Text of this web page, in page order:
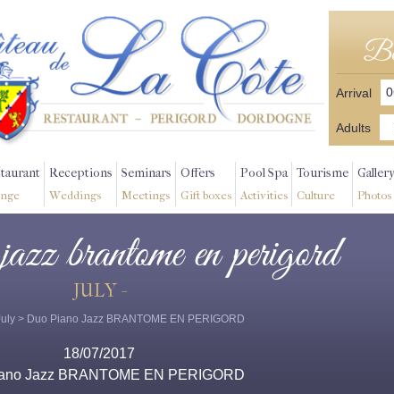
Arrival
Adults
Receptions
Weddings
Seminars
Meetings
Offers
Gift boxes
Pool Spa
Activities
Tourisme
Culture
Gallery
Photos
brantome en perigord
JULY -
> Duo Piano Jazz BRANTOME EN PERIGORD
18/07/2017
Jazz BRANTOME EN PERIGORD